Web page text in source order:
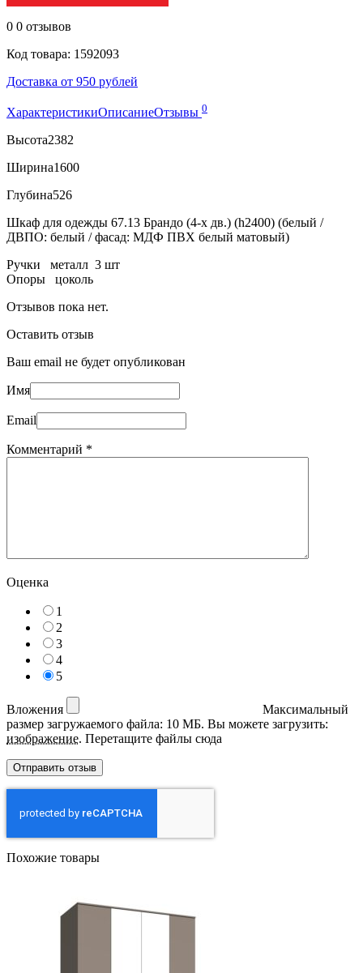
0 0 отзывов
Код товара: 1592093
Доставка от 950 рублей
ХарактеристикиОписаниеОтзывы 0
Высота2382
Ширина1600
Глубина526
Шкаф для одежды 67.13 Брандо (4-х дв.) (h2400) (белый /
ДВПО: белый / фасад: МДФ ПВХ белый матовый)
Ручки металл 3 шт
Опоры цоколь
Отзывов пока нет.
Оставить отзыв
Ваш email не будет опубликован
Имя
Email
Комментарий *
Оценка
1
2
3
4
5
Вложения
Максимальный
размер загружаемого файла: 10 МБ. Вы можете загрузить:
изображение. Перетащите файлы сюда
Похожие товары